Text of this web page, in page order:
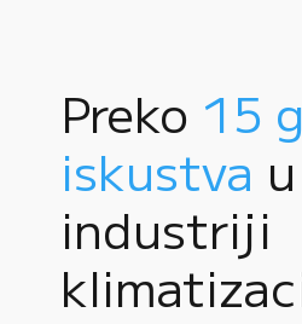
Preko 15
iskustva u
industriji